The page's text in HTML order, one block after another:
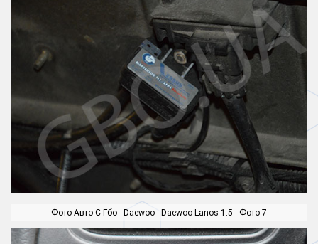
Фото Авто С Гбо - Daewoo - Daewoo Lanos 1.5 - Фото 7